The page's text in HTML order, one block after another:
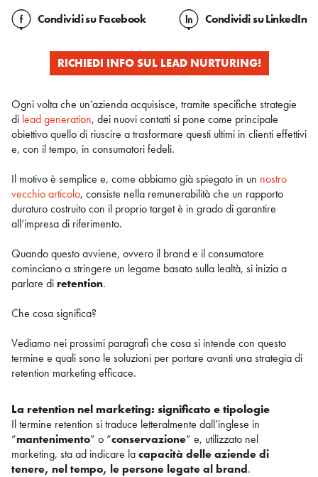
Condividisu Facebook Condividisu LinkedIn
RICHIEDI INFO SUL LEAD NURTURING!
Ogni volta che un’azienda acquisisce, tramite specifiche strategie
di lead generation, dei nuovi contatti si pone come principale
obiettivo quello di riuscire a trasformare questi ultimi in clienti effettivi
e, con il tempo, in consumatori fedeli.
Il motivo è semplice e, come abbiamo già spiegato in un nostro
vecchio articolo, consiste nella remunerabilità che un rapporto
duraturo costruito con il proprio target è in grado di garantire
all’impresa di riferimento.
Quando questo avviene, ovvero il brand e il consumatore
cominciano a stringere un legame basato sulla lealtà, si inizia a
parlare diretention.
Che cosa significa?
Vediamo nei prossimi paragrafi che cosa si intende con questo
termine e quali sono le soluzioni per portare avanti una strategia di
retention marketing efficace.
La retention nel marketing: significato e tipologie
Il termine retention si traduce letteralmente dall’inglese in
“mantenimento” o “conservazione” e, utilizzato nel
marketing, sta ad indicare lacapacità delle aziende di
tenere, nel tempo, le persone legate al brand.